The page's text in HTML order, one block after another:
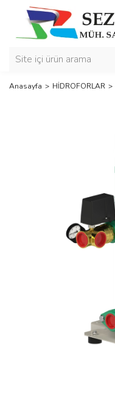
Anasayfa HİDROFORLAR